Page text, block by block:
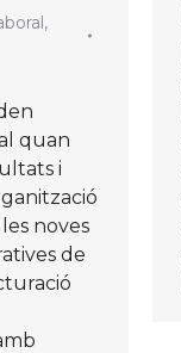
,
quan
i
noves
de